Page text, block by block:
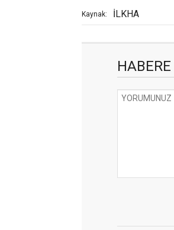
Kaynak: İLKHA
HABERE